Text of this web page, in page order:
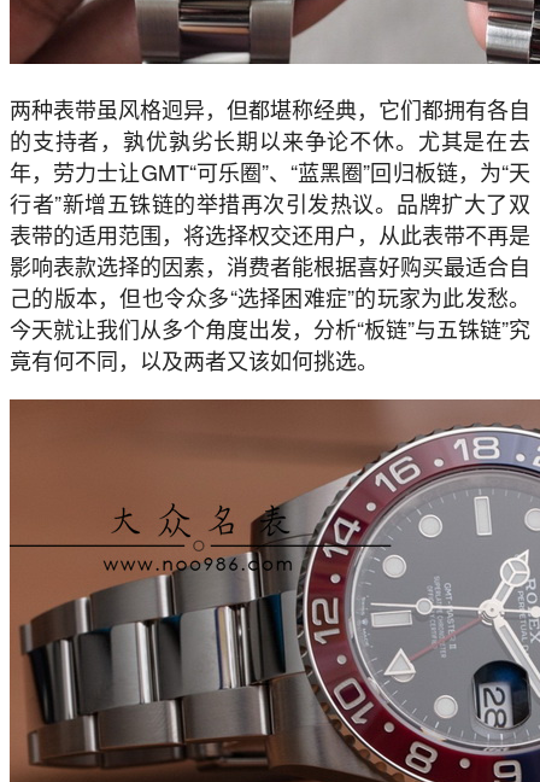
两种表带虽风格迥异，但都堪称经典，它们都拥有各自
的支持者，孰优孰劣长期以来争论不休。尤其是在去
年，劳力士让GMT“可乐圈”、“蓝黑圈”回归板链，为“天
行者”新增五铢链的举措再次引发热议。品牌扩大了双
表带的适用范围，将选择权交还用户，从此表带不再是
影响表款选择的因素，消费者能根据喜好购买最适合自
己的版本，但也令众多“选择困难症”的玩家为此发愁。
今天就让我们从多个角度出发，分析“板链”与五铢链”究
竟有何不同，以及两者又该如何挑选。